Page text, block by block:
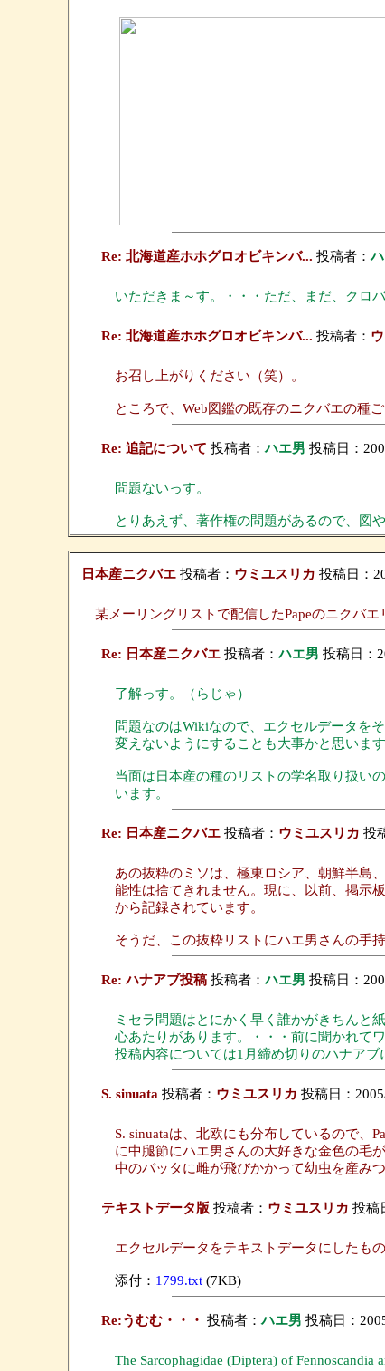
Re: 北海道産ホホグロオビキンバ... 投稿者：
いただきま～す。・・・ただ、まだ、クロ
Re: 北海道産ホホグロオビキンバ... 投稿者：
お召し上がりください（笑）。
ところで、Web図鑑の既存のニクバエの種
Re: 追記について 投稿者：ハエ男 投稿日：
問題ないっす。
とりあえず、著作権の問題があるので、図
日本産ニクバエ投稿者： ウミユスリカ 投稿日：
某メーリングリストで配信したPapeのニクバ
Re: 日本産ニクバエ投稿者：ハエ男 投稿日：
了解っす。（らじゃ）
問題なのはWikiなので、エクセルデータを
変えないようにすることも大事かと思います
当面は日本産の種のリストの学名取り扱い
います。
Re: 日本産ニクバエ投稿者： ウミユスリカ 投
あの抜粋のミソは、極東ロシア、朝鮮半島
能性は捨てきれません。現に、以前、掲示
から記録されています。
そうだ、この抜粋リストにハエ男さんの手
Re: ハナアブ投稿投稿者：ハエ男 投稿日：
ミセラ問題はとにかく早く誰かがきちんと
心あたりがあります。・・・前に聞かれて
投稿内容については1月締め切りのハナアブ
S. sinuata 投稿者： ウミユスリカ 投稿日：
S. sinuataは、北欧にも分布しているので、
に中腿節にハエ男さんの大好きな金色の毛
中のバッタに雌が飛びかかって幼虫を産み
テキストデータ版 投稿者： ウミユスリカ 投稿
エクセルデータをテキストデータにしたも
添付： 1799.txt(7KB)
Re:うむむ・・・ 投稿者：ハエ男 投稿日：
The Sarcophagidae (Diptera) of